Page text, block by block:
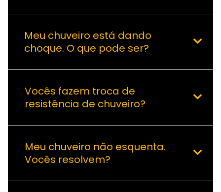
Meu chuveiro está dando
choque. O que pode ser?
Vocês fazem troca de
resistência de chuveiro?
Meu chuveiro não esquenta.
Vocês resolvem?